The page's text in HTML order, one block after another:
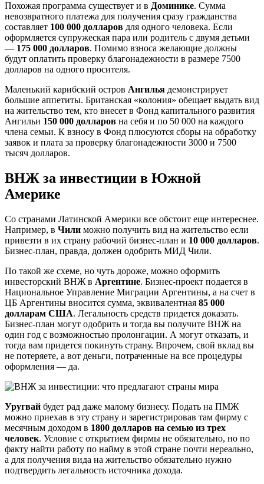
Похожая программа существует и в Доминике. Сумма
невозвратного платежа для получения сразу гражданства
составляет 100 000 долларов для одного человека. Если
оформляется супружеская пара или родитель с двумя детьми
— 175 000 долларов. Помимо взноса желающие должны
будут оплатить проверку благонадежности в размере 7500
долларов на одного просителя.
Маленький карибский остров Ангилья демонстрирует
большие аппетиты. Британская «колония» обещает выдать вид
на жительство тем, кто внесет в Фонд капитального развития
Ангильи 150 000 долларов на себя и по 50 000 на каждого
члена семьи. К взносу в Фонд плюсуются сборы на обработку
заявок и плата за проверку благонадежности 3000 и 7500
тысяч долларов.
ВНЖ за инвестиции в Южной
Америке
Со странами Латинской Америки все обстоит еще интереснее.
Например, в Чили можно получить вид на жительство если
привезти в их страну рабочий бизнес-план и 10 000 долларов.
Бизнес-план, правда, должен одобрить МИД Чили.
По такой же схеме, но чуть дороже, можно оформить
инвесторский ВНЖ в Аргентине. Бизнес-проект подается в
Национальное Управление Миграции Аргентины, а на счет в
ЦБ Аргентины вносится сумма, эквивалентная 85 000
долларам США. Легальность средств придется доказать.
Бизнес-план могут одобрить и тогда вы получите ВНЖ на
один год с возможностью пролонгации. А могут отказать, и
тогда вам придется покинуть страну. Впрочем, свой вклад вы
не потеряете, а вот деньги, потраченные на все процедуры
оформления — да.
Уругвай будет рад даже малому бизнесу. Подать на ПМЖ
можно приехав в эту страну и зарегистрировав там фирму с
месячным доходом в 1800 долларов на семью из трех
человек. Условие с открытием фирмы не обязательно, но по
факту найти работу по найму в этой стране почти нереально,
а для получения вида на жительство обязательно нужно
подтвердить легальность источника дохода.